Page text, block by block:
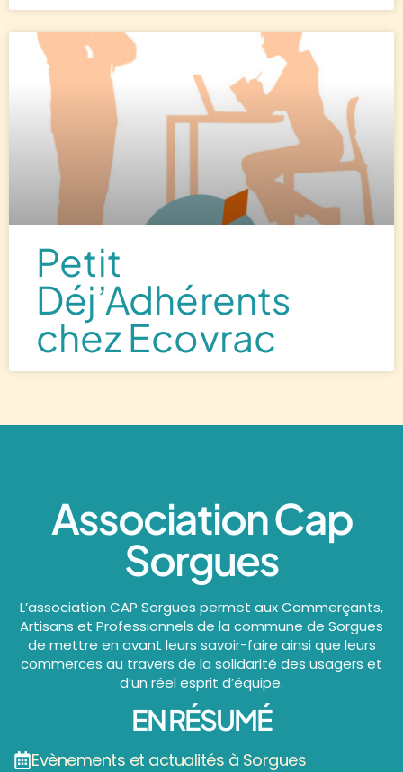
Petit
Déj’Adhérents
chez Ecovrac
Association Cap
Sorgues
L’association CAP Sorgues permet aux Commerçants,
Artisans et Professionnels de la commune de Sorgues
de mettre en avant leurs savoir-faire ainsi que leurs
commerces au travers de la solidarité des usagers et
d’un réel esprit d’équipe.
EN RÉSUMÉ
Evènements et actualités à Sorgues